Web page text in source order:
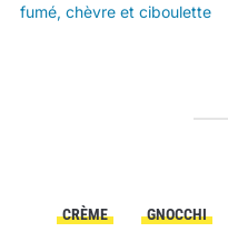
fumé, chèvre et ciboulette
CRÈME GNOCCHI